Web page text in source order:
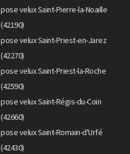
pose velux Saint-Pierre-la-Noaille
(42190)
pose velux Saint-Priest-en-Jarez
(42270)
pose velux Saint-Priest-la-Roche
(42590)
pose velux Saint-Régis-du-Coin
(42660)
pose velux Saint-Romain-d'Urfé
(42430)